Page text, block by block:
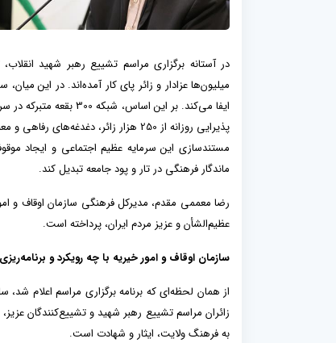
در آستانه برگزاری مراسم تشییع رهبر شهید
میلیون‌ها عزادار و زائر پای کار آمده‌اند. در این
پذیرایی روزانه از 250 هزار زائر،
مستندسازی این سرمایه عظیم اجتماعی و ایجاد
ماندگار فرهنگی در تار و پود جامعه تبدیل کند.
رضا معممی مقدم، مدیرکل فرهنگی سازمان اوقاف و
عظیم‌الشأن و عزیز مردم ایران، پرداخته است.
سازمان اوقاف و امور خیریه با چه رویکرد و
از همان لحظه‌ای که برنامه برگزاری مراسم اعلام
زائران مراسم تشییع رهبر شهید و تشییع‌کنندگان
به فرهنگ ولایت، ایثار و شهادت است.